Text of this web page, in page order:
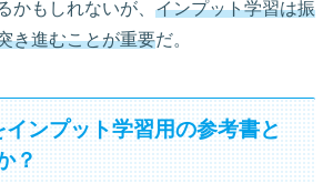
かもしれないが、 インプット学習は振
き進むことが重要だ。
ンプット学習用の参考書と
？